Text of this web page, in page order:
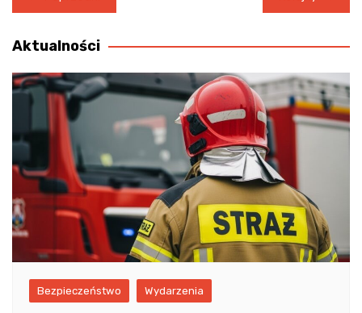
wpisu
Aktualności
Bezpieczeństwo Wydarzenia